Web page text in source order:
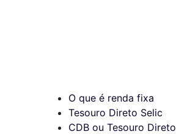
O que é renda fixa
Tesouro Direto Selic
CDB ou Tesouro Direto